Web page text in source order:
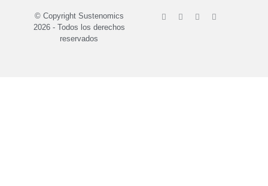
© Copyright Sustenomics
2026 - Todos los derechos
reservados